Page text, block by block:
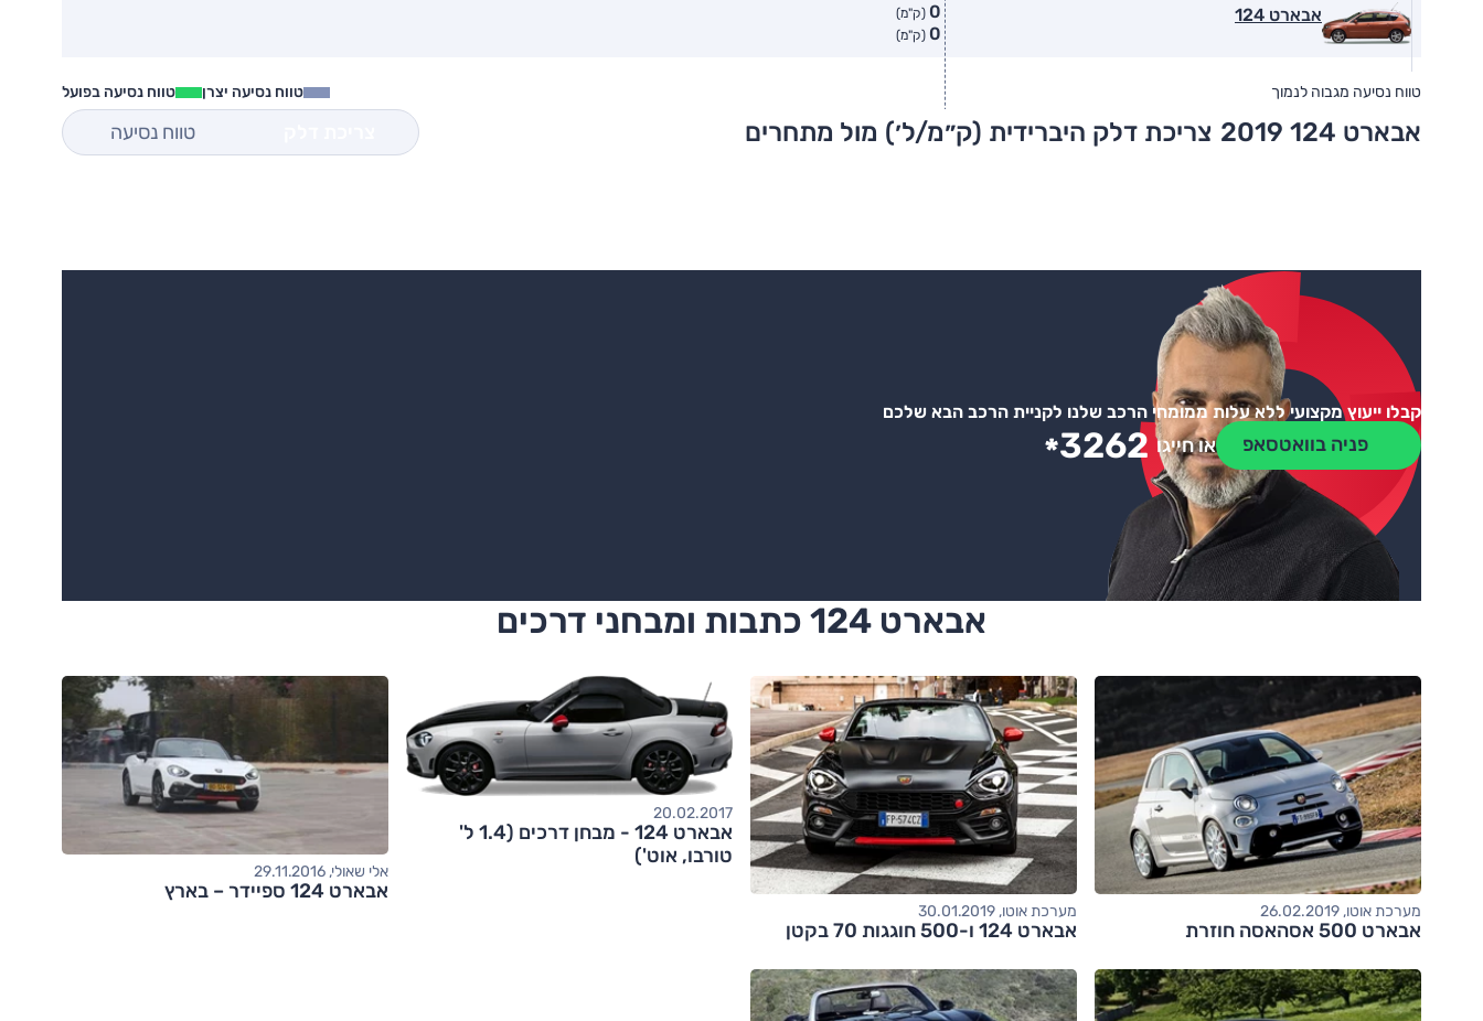
אבארט 124 0 (ק"מ)
0 (ק"מ)
טווח נסיעה מגבוה לנמוך טווח נסיעה יצרן טווח נסיעה בפועל
אבארט 124 2019 צריכת דלק היברידית (ק״מ/ל׳) מול מתחרים טווח נסיעה
קבלו ייעוץ מקצועי ללא עלות ממומחי הרכב שלנו לקניית הרכב הבא שלכם
פניה בוואטסאפ או חייגו *3262
אבארט 124 כתבות ומבחני דרכים
מערכת אוטו, 26.02.2019
אבארט 500 אסהאסה חוזרת
מערכת אוטו, 30.01.2019
אבארט 124 ו-500 חוגגות 70 בקטן
20.02.2017
אבארט 124 - מבחן דרכים (1.4 ל'
טורבו, אוט')
אלי שאולי, 29.11.2016
אבארט 124 ספיידר – בארץ